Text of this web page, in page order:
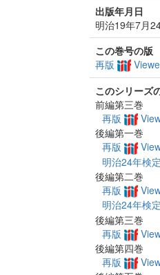
出版年月日
明治19年7月
この巻号の版
再版
このシリーズ
前編第三巻
再版
後編第一巻
再版
明治24年検
後編第二巻
再版
明治24年検
後編第三巻
再版
後編第四巻
再版